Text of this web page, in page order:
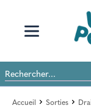
Accueil Sorties